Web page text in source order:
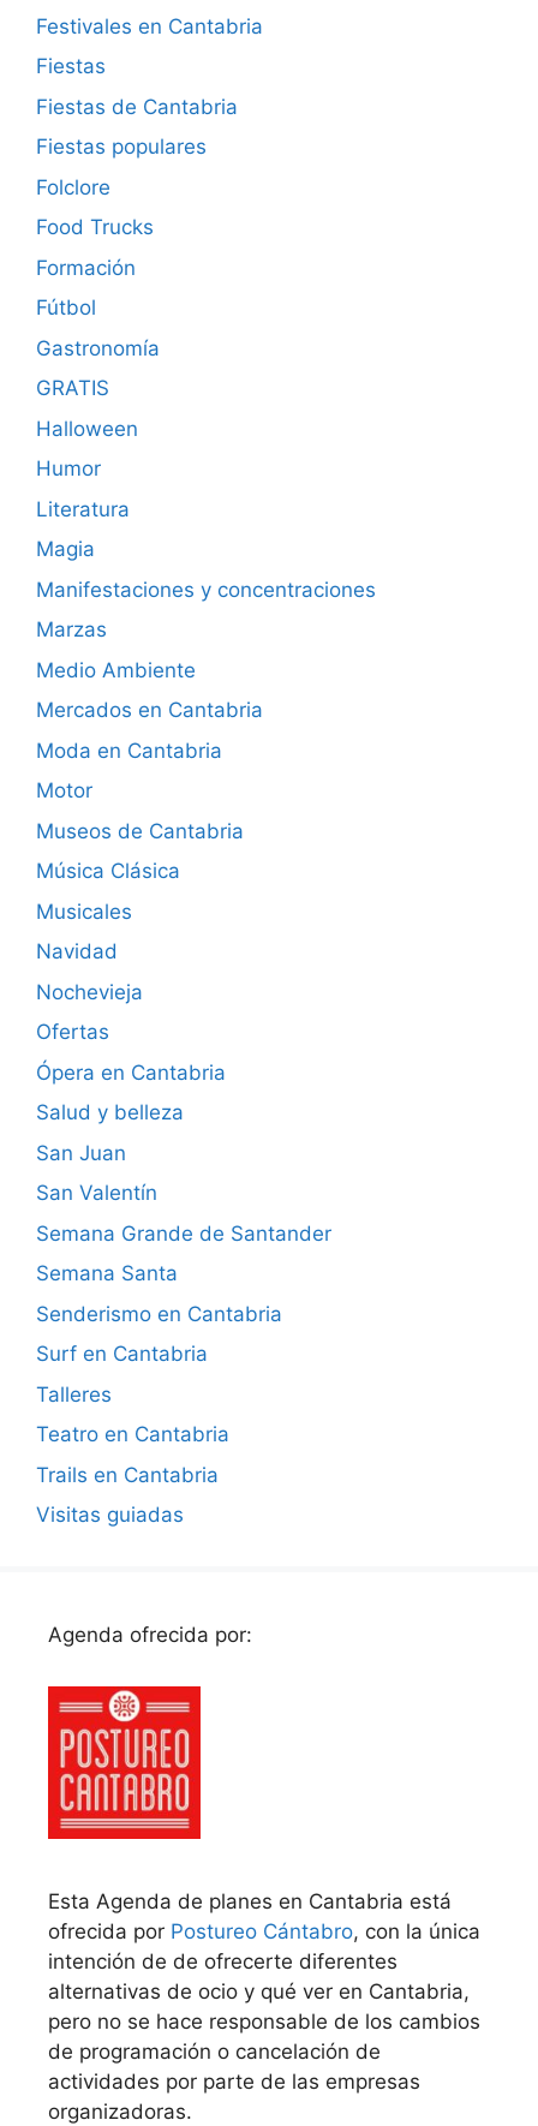
Festivales en Cantabria
Fiestas
Fiestas de Cantabria
Fiestas populares
Folclore
Food Trucks
Formación
Fútbol
Gastronomía
GRATIS
Halloween
Humor
Literatura
Magia
Manifestaciones y concentraciones
Marzas
Medio Ambiente
Mercados en Cantabria
Moda en Cantabria
Motor
Museos de Cantabria
Música Clásica
Musicales
Navidad
Nochevieja
Ofertas
Ópera en Cantabria
Salud y belleza
San Juan
San Valentín
Semana Grande de Santander
Semana Santa
Senderismo en Cantabria
Surf en Cantabria
Talleres
Teatro en Cantabria
Trails en Cantabria
Visitas guiadas
Agenda ofrecida por:
Esta Agenda de planes en Cantabria está
ofrecida por Postureo Cántabro, con la única
intención de de ofrecerte diferentes
alternativas de ocio y qué ver en Cantabria,
pero no se hace responsable de los cambios
de programación o cancelación de
actividades por parte de las empresas
organizadoras.